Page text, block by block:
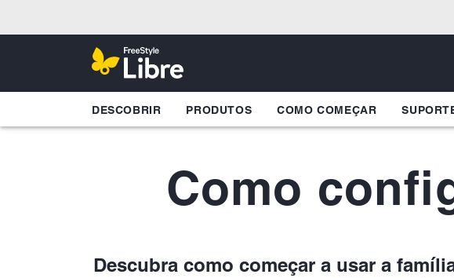
DESCOBRIR PRODUTOS COMO COMEÇAR
Como
Descubra como começar a usar a